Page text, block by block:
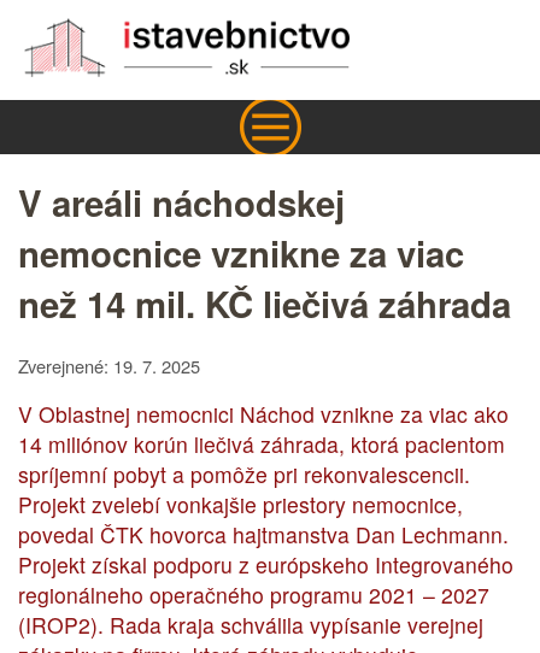
V areáli náchodskej
nemocnice vznikne za viac
než 14 mil. KČ liečivá záhrada
Zverejnené: 19. 7. 2025
V Oblastnej nemocnici Náchod vznikne za viac ako
14 miliónov korún liečivá záhrada, ktorá pacientom
spríjemní pobyt a pomôže pri rekonvalescencii.
Projekt zvelebí vonkajšie priestory nemocnice,
povedal ČTK hovorca hajtmanstva Dan Lechmann.
Projekt získal podporu z európskeho Integrovaného
regionálneho operačného programu 2021 – 2027
(IROP2). Rada kraja schválila vypísanie verejnej